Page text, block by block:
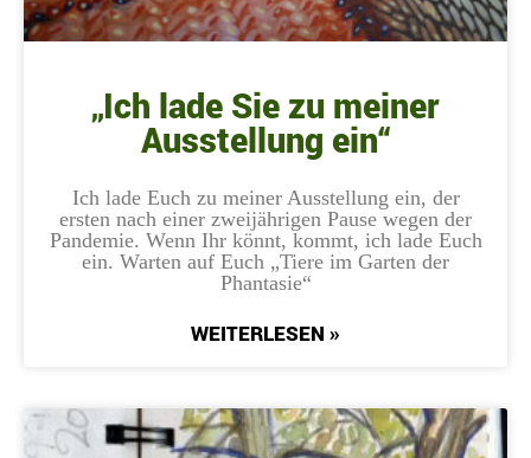
„Ich lade Sie zu meiner
Ausstellung ein“
Ich lade Euch zu meiner Ausstellung ein, der
ersten nach einer zweijährigen Pause wegen der
Pandemie. Wenn Ihr könnt, kommt, ich lade Euch
ein. Warten auf Euch „Tiere im Garten der
Phantasie“
WEITERLESEN »